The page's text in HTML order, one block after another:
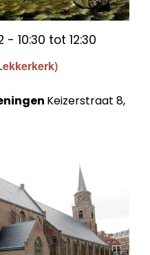
- 10:30 tot 12:30
Keizerstraat 8,